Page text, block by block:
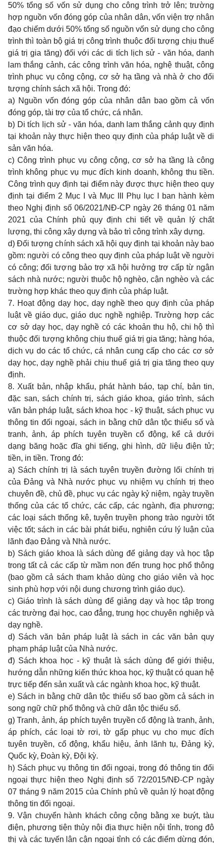
50% tổng số vốn sử dụng cho công trình trở lên; trường
hợp nguồn vốn đóng góp của nhân dân, vốn viện trợ nhân
đạo chiếm dưới 50% tổng số nguồn vốn sử dụng cho công
trình thì toàn bộ giá trị công trình thuộc đối tượng chịu thuế
giá trị gia tăng) đối với các di tích lịch sử - văn hóa, danh
lam thắng cảnh, các công trình văn hóa, nghệ thuật, công
trình phục vụ công cộng, cơ sở hạ tầng và nhà ở cho đối
tượng chính sách xã hội. Trong đó:
a) Nguồn vốn đóng góp của nhân dân bao gồm cả vốn
đóng góp, tài trợ của tổ chức, cá nhân.
b) Di tích lịch sử - văn hóa, danh lam thắng cảnh quy định
tại khoản này thực hiện theo quy định của pháp luật về di
sản văn hóa.
c) Công trình phục vụ công cộng, cơ sở hạ tầng là công
trình không phục vụ mục đích kinh doanh, không thu tiền.
Công trình quy định tại điểm này được thực hiện theo quy
định tại điểm 2 Mục I và Mục III Phụ lục I ban hành kèm
theo Nghị định số 06/2021/NĐ-CP ngày 26 tháng 01 năm
2021 của Chính phủ quy định chi tiết về quản lý chất
lượng, thi công xây dựng và bảo trì công trình xây dựng.
d) Đối tượng chính sách xã hội quy định tại khoản này bao
gồm: người có công theo quy định của pháp luật về người
có công; đối tượng bảo trợ xã hội hưởng trợ cấp từ ngân
sách nhà nước; người thuộc hộ nghèo, cận nghèo và các
trường hợp khác theo quy định của pháp luật.
7. Hoạt động dạy học, dạy nghề theo quy định của pháp
luật về giáo dục, giáo dục nghề nghiệp. Trường hợp các
cơ sở dạy học, dạy nghề có các khoản thu hộ, chi hộ thì
thuộc đối tượng không chịu thuế giá trị gia tăng; hàng hóa,
dịch vụ do các tổ chức, cá nhân cung cấp cho các cơ sở
dạy học, dạy nghề phải chịu thuế giá trị gia tăng theo quy
định.
8. Xuất bản, nhập khẩu, phát hành báo, tạp chí, bản tin,
đặc san, sách chính trị, sách giáo khoa, giáo trình, sách
văn bản pháp luật, sách khoa học - kỹ thuật, sách phục vụ
thông tin đối ngoại, sách in bằng chữ dân tộc thiểu số và
tranh, ảnh, áp phích tuyên truyền cổ động, kể cả dưới
dạng băng hoặc đĩa ghi tiếng, ghi hình, dữ liệu điện tử;
tiền, in tiền. Trong đó:
a) Sách chính trị là sách tuyên truyền đường lối chính trị
của Đảng và Nhà nước phục vụ nhiệm vụ chính trị theo
chuyên đề, chủ đề, phục vụ các ngày kỷ niệm, ngày truyền
thống của các tổ chức, các cấp, các ngành, địa phương;
các loại sách thống kê, tuyên truyền phong trào người tốt
việc tốt; sách in các bài phát biểu, nghiên cứu lý luận của
lãnh đạo Đảng và Nhà nước.
b) Sách giáo khoa là sách dùng để giảng dạy và học tập
trong tất cả các cấp từ mầm non đến trung học phổ thông
(bao gồm cả sách tham khảo dùng cho giáo viên và học
sinh phù hợp với nội dung chương trình giáo dục).
c) Giáo trình là sách dùng để giảng dạy và học tập trong
các trường đại học, cao đẳng, trung học chuyên nghiệp và
dạy nghề.
d) Sách văn bản pháp luật là sách in các văn bản quy
phạm pháp luật của Nhà nước.
đ) Sách khoa học - kỹ thuật là sách dùng để giới thiệu,
hướng dẫn những kiến thức khoa học, kỹ thuật có quan hệ
trực tiếp đến sản xuất và các ngành khoa học, kỹ thuật.
e) Sách in bằng chữ dân tộc thiểu số bao gồm cả sách in
song ngữ chữ phổ thông và chữ dân tộc thiểu số.
g) Tranh, ảnh, áp phích tuyên truyền cổ động là tranh, ảnh,
áp phích, các loại tờ rơi, tờ gấp phục vụ cho mục đích
tuyên truyền, cổ động, khẩu hiệu, ảnh lãnh tụ, Đảng kỳ,
Quốc kỳ, Đoàn kỳ, Đội kỳ.
h) Sách phục vụ thông tin đối ngoại, trong đó thông tin đối
ngoại thực hiện theo Nghị định số 72/2015/NĐ-CP ngày
07 tháng 9 năm 2015 của Chính phủ về quản lý hoạt động
thông tin đối ngoại.
9. Vận chuyển hành khách công cộng bằng xe buýt, tàu
điện, phương tiện thủy nội địa thực hiện nội tỉnh, trong đô
thị và các tuyến lân cận ngoại tỉnh có các điểm dừng đón,